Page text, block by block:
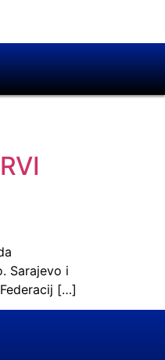
Sarajevo i
[…]